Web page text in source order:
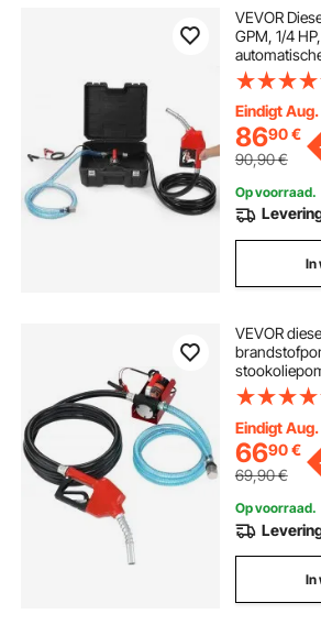
VEVOR
GPM, 1/4
pistool,
en
kerosine,
Eindigt Aug.
8690€
90,90€
Op voorraad.
In
VEVOR
voor diesel,
Eindigt Aug.
6690€
69,90€
Op voorraad.
In